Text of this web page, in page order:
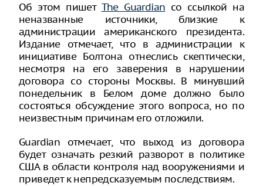
Об этом пишет The Guardian со ссылкой на
неназванные источники, близкие к
администрации американского президента.
Издание отмечает, что в администрации к
инициативе Болтона отнеслись скептически,
несмотря на его заверения в нарушении
договора со стороны Москвы. В минувший
понедельник в Белом доме должно было
состояться обсуждение этого вопроса, но по
неизвестным причинам его отложили.
Guardian отмечает, что выход из договора
будет означать резкий разворот в политике
США в области контроля над вооружениями и
приведет к непредсказуемым последствиям.